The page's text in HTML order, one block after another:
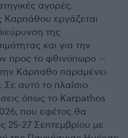
αγορές.
εργάζεται
της
και για την
προς το φθινόπωρο --
Κάρπαθο παραμένει
Σε αυτό το πλαίσιο
όπως το Karpathos
που εφέτος θα
25-27 Σεπτεμβρίου με